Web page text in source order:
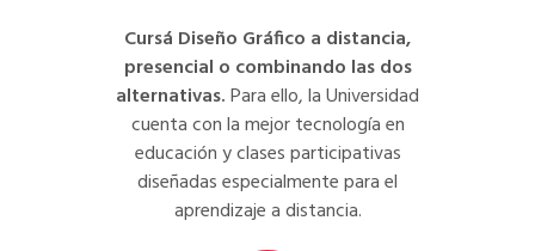
Cursá Diseño Gráfico a distancia,
presencial o combinando las dos
alternativas.Para ello, la Universidad
cuenta con la mejor tecnología en
educación y clases participativas
diseñadas especialmente para el
aprendizaje a distancia.